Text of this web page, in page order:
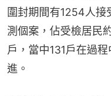
圍封期間有1254人
測個案，佔受檢居民
戶，當中131戶在過
進。